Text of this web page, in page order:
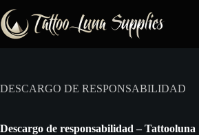
al
contenido
DESCARGO DE RESPONSABILIDAD
Descargo de responsabilidad – Tattooluna